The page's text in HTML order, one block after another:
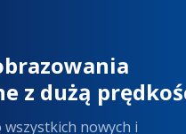
z dużą
nowych i